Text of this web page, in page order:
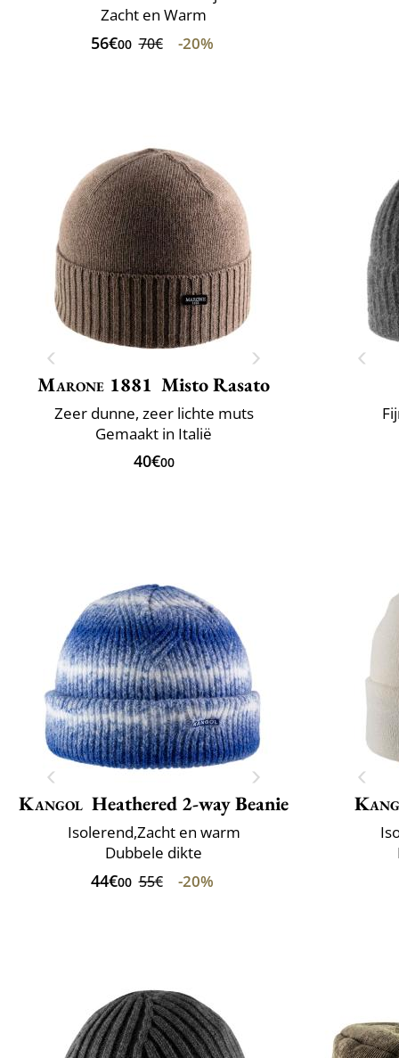
Zacht en Warm
56€00 70€ -20%
Marone 1881 Misto Rasato
Zeer dunne, zeer lichte muts
Gemaakt in Italië
40€00
Kangol Heathered 2-way Beanie
Isolerend,Zacht en warm
Dubbele dikte
44€00 55€ -20%